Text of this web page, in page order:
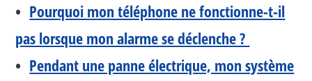
• Pourquoi mon téléphone ne fonctionne-t-il
pas lorsque mon alarme se déclenche ?
• Pendant une panne électrique, mon système